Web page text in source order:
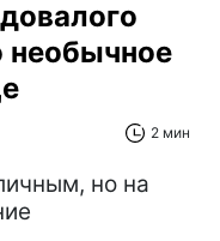
необычное
2 мин
но на